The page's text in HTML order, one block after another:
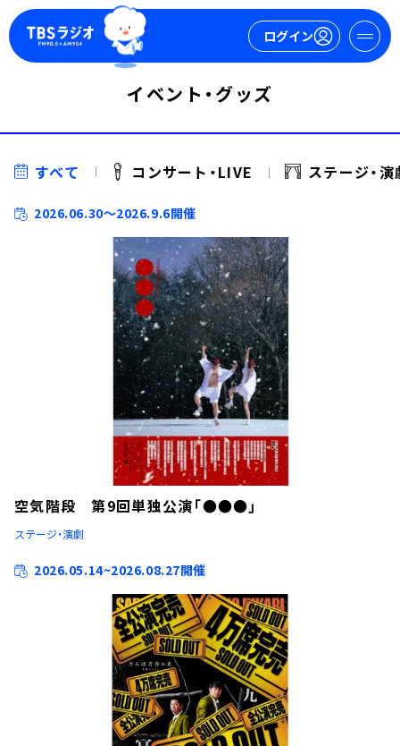
ログイン
今日の番組表
週間番組表
トピックス
TBS Podcast
イベント・グッズ
YouTube
会社情報
イベント・グッズ
すべて コンサート・LIVE ステージ・演
2026.06.30～2026.9.6開催
空気階段 第9回単独公演「●●●」
ステージ・演劇
2026.05.14~2026.08.27開催